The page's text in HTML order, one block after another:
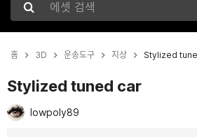
에셋 검색
홈 3D 운송도구 지상 Stylized
Stylized tuned car
lowpoly89